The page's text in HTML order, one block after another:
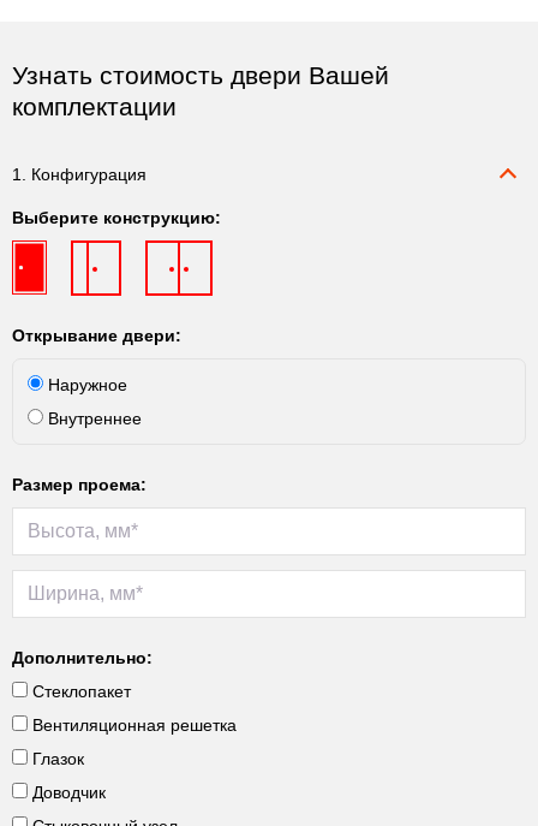
Узнать стоимость двери Вашей
комплектации
1. Конфигурация
Выберите конструкцию:
Открывание двери:
Наружное
Внутреннее
Размер проема:
Дополнительно:
Стеклопакет
Вентиляционная решетка
Глазок
Доводчик